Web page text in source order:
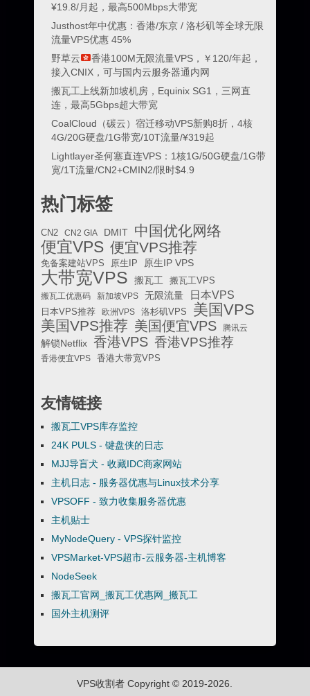
¥19.8/月起，最高500Mbps大带宽
Justhost年中优惠：香港/东京 / 洛杉矶等全球无限
流量VPS优惠 45%
野草云
香港100M无限流量VPS，￥120/年起，
接入CNIX，可与国内云服务器通内网
搬瓦工上线新加坡机房，Equinix SG1，三网直
连，最高5Gbps超大带宽
CoalCloud（碳云）宿迁移动VPS新购8折，4核
4G/20G硬盘/1G带宽/10T流量/¥319起
Lightlayer圣何塞直连VPS：1核1G/50G硬盘/1G带
宽/1T流量/CN2+CMIN2/限时$4.9
热门标签
CN2 CN2 GIA DMIT 中国优化网络
便宜VPS 便宜VPS推荐
免备案建站VPS 原生IP 原生IP VPS
大带宽VPS 搬瓦工
搬瓦工VPS
搬瓦工优惠码
新加坡VPS 无限流量 日本VPS
日本VPS推荐 欧洲VPS 洛杉矶VPS 美国VPS
美国VPS推荐 美国便宜VPS 腾讯云
解锁Netflix 香港VPS 香港VPS推荐
香港便宜VPS 香港大带宽VPS
友情链接
搬瓦工VPS库存监控
24K PULS - 键盘侠的日志
MJJ导盲犬 - 收藏IDC商家网站
主机日志 - 服务器优惠与Linux技术分享
VPSOFF - 致力收集服务器优惠
主机贴士
MyNodeQuery - VPS探针监控
VPSMarket-VPS超市-云服务器-主机博客
NodeSeek
搬瓦工官网_搬瓦工优惠网_搬瓦工
国外主机测评
VPS收割者 Copyright © 2019-2026.